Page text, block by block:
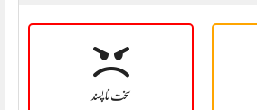
سخت نا پسند